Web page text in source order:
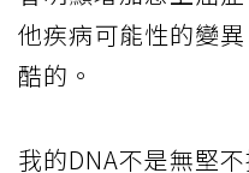
他疾病可能性的變
酷的。
我的DNA不是無堅